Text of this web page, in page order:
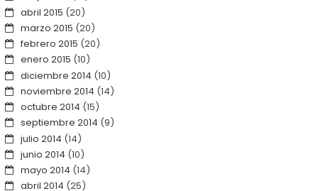
abril 2015 (20)
marzo 2015 (20)
febrero 2015 (20)
enero 2015 (10)
diciembre 2014 (10)
noviembre 2014 (14)
octubre 2014 (15)
septiembre 2014 (9)
julio 2014 (14)
junio 2014 (10)
mayo 2014 (14)
abril 2014 (25)